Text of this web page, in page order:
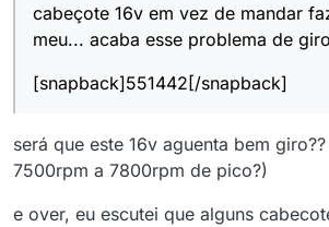
cabeçote 16v em vez de mandar
meu... acaba esse problema de
[snapback]551442[/snapback]
será que este 16v aguenta bem
7500rpm a 7800rpm de pico?)
e over, eu escutei que alguns